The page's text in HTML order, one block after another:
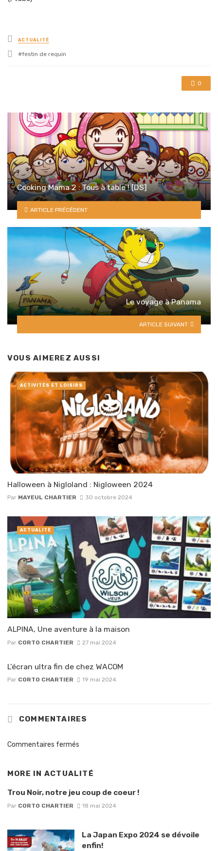
Posted
in
ACTUALITÉ
Tagged
festin de requin
0
Cooking Mama 2 : Tous à table ! [DS]
ARTICLE PRÉCÉDENT
Le voyage à Panama
ARTICLE SUIVANT
VOUS AIMEREZ AUSSI
Halloween à Nigloland : Nigloween 2024
Par MAYEUL CHARTIER 30 octobre 2024
ACTIVITÉS ET LOISIRS
ALPINA, Une aventure à la maison
Par CORTO CHARTIER 27 mai 2024
ACTUALITÉ
L’écran ultra fin de chez WACOM
Par CORTO CHARTIER 19 mai 2024
COMMENTAIRES
Commentaires fermés
MORE IN ACTUALITÉ
Trou Noir, notre jeu coup de coeur !
Par CORTO CHARTIER 18 mai 2024
La Japan Expo 2024 se dévoile
enfin!